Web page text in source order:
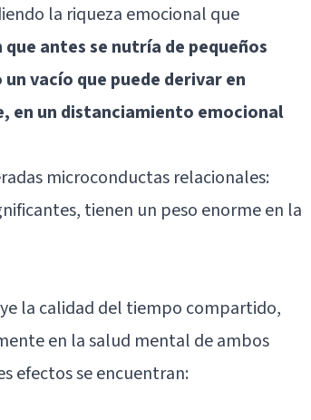
la riqueza emocional que
que antes se nutría de pequeños
vacío que puede derivar en
un distanciamiento emocional
microconductas relacionales:
tienen un peso enorme en la
la calidad del tiempo compartido,
en la salud mental de ambos
efectos se encuentran: